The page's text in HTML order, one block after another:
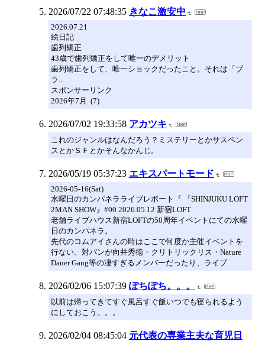
2026/07/22 07:48:35 きなこ激安中
2026.07.21
絵日記
歯列矯正
43歳で歯列矯正をして唯一のデメリット
歯列矯正をして、唯一ショックだったこと。それは「ブ
ラ...
スポンサーリンク
2026年7月 (7)
2026/07/02 19:33:58 アカツキ
これのジャンルはなんだろう？ミステリーとかサスペン
スとかＳＦとかそんなかんじ。
2026/05/19 05:37:23 エキスパートモード
2026-05-16(Sat)
水曜日のカンパネラライブレポート『 『SHINJUKU LOFT
2MAN SHOW』#00 2026.05.12 新宿LOFT
老舗ライブハウス新宿LOFTの50周年イベントにての水曜
日のカンパネラ。
先代のコムアイさんの時はここで何度か主催イベントを
行ない、対バンが向井秀徳・クリトリックリス・Nature
Daner Gang等の凄すぎるメンバーだったり、ライブ
2026/02/06 15:07:39 ぽちぽち。。。
以前は帰ってきてすぐ風呂すぐ飯いつでも寝られるよう
にしておこう。。。
2026/02/04 08:45:04 元代表の専業主夫な育児日